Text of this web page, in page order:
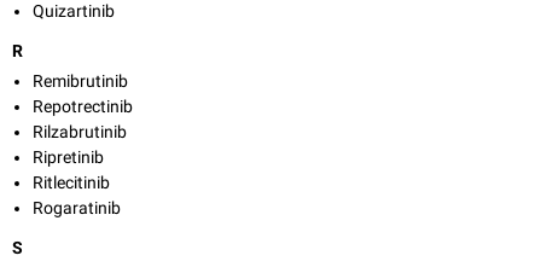
Quizartinib
R
Remibrutinib
Repotrectinib
Rilzabrutinib
Ripretinib
Ritlecitinib
Rogaratinib
S